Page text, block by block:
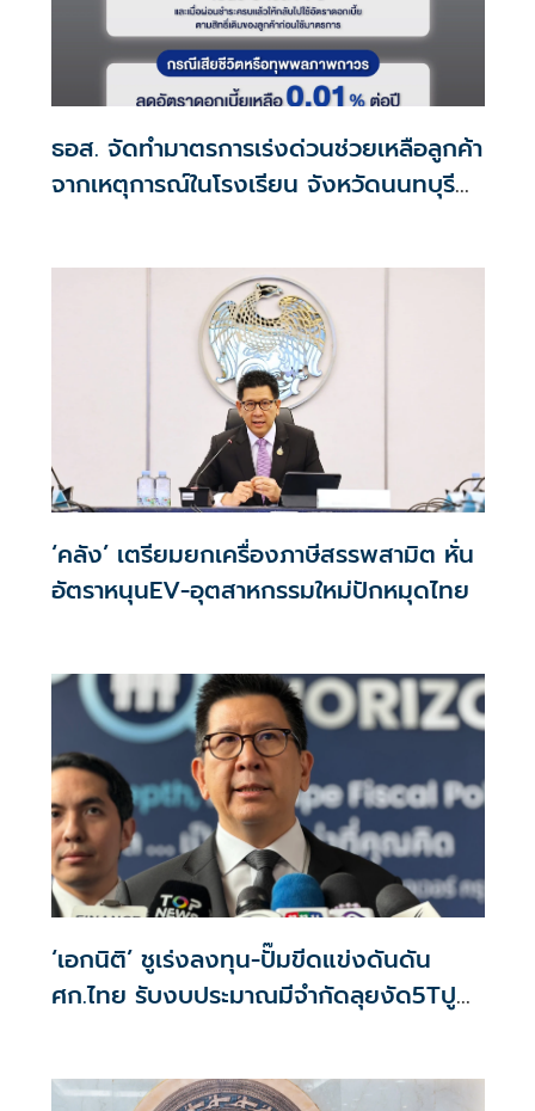
ธอส. จัดทำมาตรการเร่งด่วนช่วยเหลือลูกค้า
จากเหตุการณ์ในโรงเรียน จังหวัดนนทบุรี
‘คลัง’ เตรียมยกเครื่องภาษีสรรพสามิต หั่น
อัตราหนุนEV-อุตสาหกรรมใหม่ปักหมุดไทย
‘เอกนิติ’ ชูเร่งลงทุน-ปั๊มขีดแข่งดันดัน
ศก.ไทย รับงบประมาณมีจำกัดลุยงัด5Tปู